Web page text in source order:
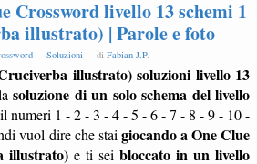
Crossword livello 13 schemi 1
illustrato) | Parole e foto
- Soluzioni - di Fabian J.P.
illustrato) soluzioni livello 13
soluzione di un solo schema del livello
numeri 1 - 2 - 3 - 4 - 5 - 6 - 7 - 8 - 9 - 10 -
vuol dire che stai giocando a One Clue
illustrato) e ti sei bloccato in un livello